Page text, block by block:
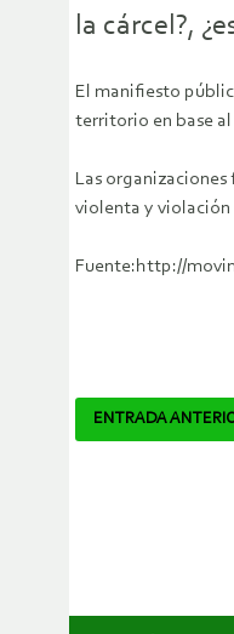
la cárcel?,
El manifiesto
territorio en base al
Las
violenta y violación
Fuente:http://
ENTRADA